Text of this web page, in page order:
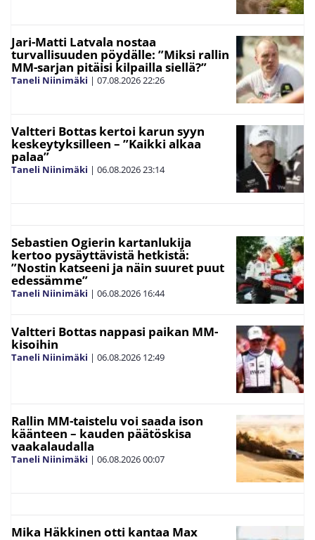
Jari-Matti Latvala nostaa
turvallisuuden pöydälle: ”Miksi rallin
MM-sarjan pitäisi kilpailla siellä?”
Taneli Niinimäki | 07.08.202622:26
Valtteri Bottas kertoi karun syyn
keskeytyksilleen – ”Kaikki alkaa
palaa”
Taneli Niinimäki | 06.08.202623:14
Sebastien Ogierin kartanlukija
kertoo pysäyttävistä hetkistä:
”Nostin katseeni ja näin suuret puut
edessämme”
Taneli Niinimäki | 06.08.2026 16:44
Valtteri Bottas nappasi paikan MM-
kisoihin
Taneli Niinimäki | 06.08.2026 12:49
Rallin MM-taistelu voi saada ison
käänteen – kauden päätöskisa
vaakalaudalla
Taneli Niinimäki | 06.08.202600:07
Mika Häkkinen otti kantaa Max